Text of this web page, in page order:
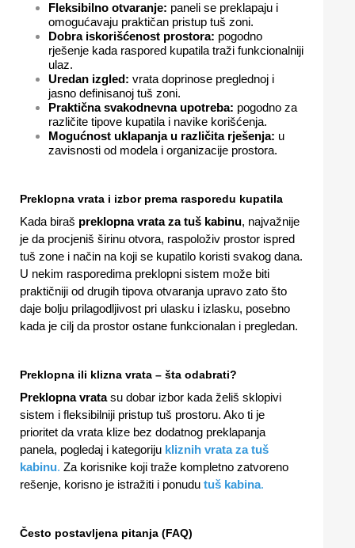
Fleksibilno otvaranje: paneli se preklapaju i
omogućavaju praktičan pristup tuš zoni.
Dobra iskorišćenost prostora: pogodno
rješenje kada raspored kupatila traži funkcionalniji
ulaz.
Uredan izgled: vrata doprinose preglednoj i
jasno definisanoj tuš zoni.
Praktična svakodnevna upotreba: pogodno za
različite tipove kupatila i navike korišćenja.
Mogućnost uklapanja u različita rješenja: u
zavisnosti od modela i organizacije prostora.
Preklopna vrata i izbor prema rasporedu kupatila
Kada biraš preklopna vrata za tuš kabinu, najvažnije
je da procjeniš širinu otvora, raspoloživ prostor ispred
tuš zone i način na koji se kupatilo koristi svakog dana.
U nekim rasporedima preklopni sistem može biti
praktičniji od drugih tipova otvaranja upravo zato što
daje bolju prilagodljivost pri ulasku i izlasku, posebno
kada je cilj da prostor ostane funkcionalan i pregledan.
Preklopna ili klizna vrata – šta odabrati?
Preklopna vratasu dobar izbor kada želiš sklopivi
sistem i fleksibilniji pristup tuš prostoru. Ako ti je
prioritet da vrata klize bez dodatnog preklapanja
panela, pogledaj i kategoriju kliznih vrata za tuš
kabinu. Za korisnike koji traže kompletno zatvoreno
rešenje, korisno je istražiti i ponudu tuš kabina.
Često postavljena pitanja (FAQ)